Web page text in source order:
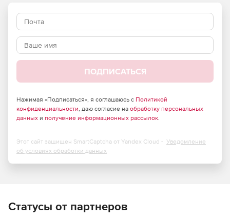
компанией PROCAD и зарекомендовавшие себя как
надежные и эффективные САПР-решения: AutoFLOW,
AutoORTHO и AutoISO.
ПОДПИСАТЬСЯ
Нажимая «Подписаться», я соглашаюсь с Политикой
конфиденциальности, даю согласие на обработку персональных
данных и получение информационных рассылок.
Этот сайт защищен SmartCaptcha от Yandex Cloud - Уведомление
об условиях обработки данных
Статусы от партнеров